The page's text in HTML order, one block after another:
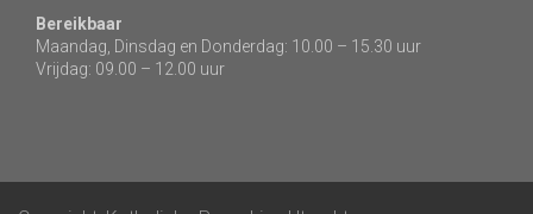
Bereikbaar
Maandag, Dinsdag en Donderdag: 10.00 – 15.30 uur
Vrijdag: 09.00 – 12.00 uur